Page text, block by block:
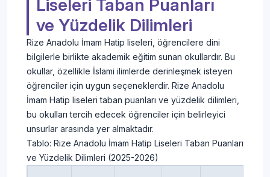
Liseleri Taban Puanları
ve Yüzdelik Dilimleri
Rize Anadolu İmam Hatip liseleri, öğrencilere dini
bilgilerle birlikte akademik eğitim sunan okullardır. Bu
okullar, özellikle İslami ilimlerde derinleşmek isteyen
öğrenciler için uygun seçeneklerdir. Rize Anadolu
İmam Hatip liseleri taban puanları ve yüzdelik dilimleri,
bu okulları tercih edecek öğrenciler için belirleyici
unsurlar arasında yer almaktadır.
Tablo: Rize Anadolu İmam Hatip Liseleri Taban Puanları
ve Yüzdelik Dilimleri (2025-2026)